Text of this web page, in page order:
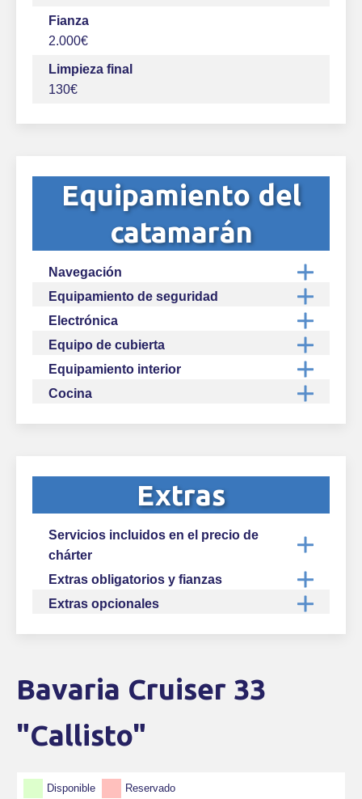
Fianza
2.000€
Limpieza final
130€
Equipamiento del
catamarán
Navegación
Equipamiento de seguridad
Electrónica
Equipo de cubierta
Equipamiento interior
Cocina
Extras
Servicios incluidos en el precio de
chárter
Extras obligatorios y fianzas
Extras opcionales
Skip Booking Form
Bavaria Cruiser 33
"Callisto"
Disponible Reservado